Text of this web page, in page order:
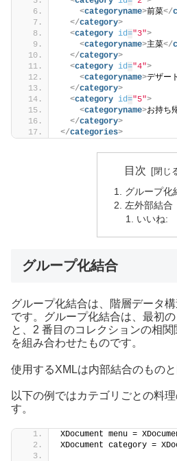
<categoryname>前菜</
</category>
<category id="3">
<categoryname>主菜</
</category>
<category id="4">
<categoryname>デザート
</category>
<category id="5">
<categoryname>お持ち
</category>
</categories>
目次
グループ化
左外部結合
いいね:
グループ化結合
グループ化結合は、階層データ
です。グループ化結合は、最初
と、2 番目のコレクションの相
を組み合わせたものです。
使用するXMLは内部結合のものと
以下の例ではカテゴリごとの料
す。
XDocument menu =
XDocument category =